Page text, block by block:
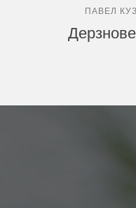
ПАВЕЛ